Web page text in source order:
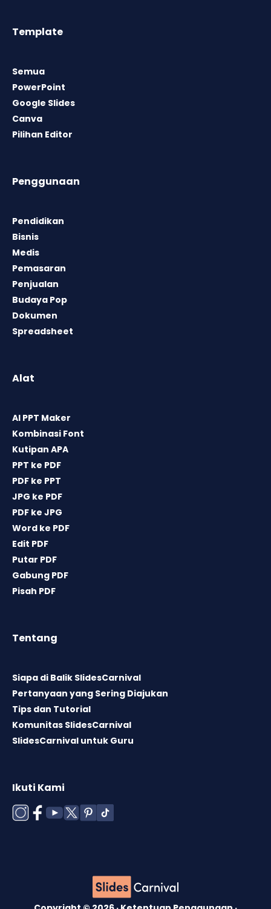
Template
Semua
PowerPoint
Google Slides
Canva
Pilihan Editor
Penggunaan
Pendidikan
Bisnis
Medis
Pemasaran
Penjualan
Budaya Pop
Dokumen
Spreadsheet
Alat
AI PPT Maker
Kombinasi Font
Kutipan APA
PPT ke PDF
PDF ke PPT
JPG ke PDF
PDF ke JPG
Word ke PDF
Edit PDF
Putar PDF
Gabung PDF
Pisah PDF
Tentang
Siapa di Balik SlidesCarnival
Pertanyaan yang Sering Diajukan
Tips dan Tutorial
Komunitas SlidesCarnival
SlidesCarnival untuk Guru
Ikuti Kami